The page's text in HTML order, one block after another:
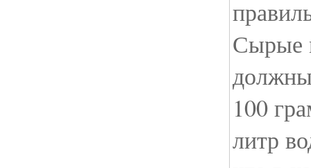
Сырые
должны
100
литр